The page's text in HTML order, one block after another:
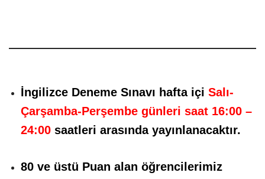
İngilizce Deneme Sınavı hafta içi Salı-
Çarşamba-Perşembe günleri saat 16:00 –
24:00 saatleri arasında yayınlanacaktır.
80 ve üstü Puan alan öğrencilerimiz